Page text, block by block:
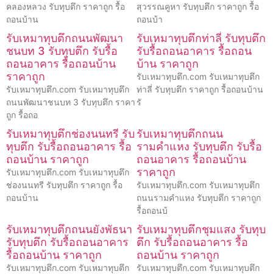
คลองหลวง รับทุบตึก ราคาถูก รื้อ
ถอนบ้าน
สุวรรณคูหา รับทุบตึก ราคาถูก รื้อ
ถอนบ้า
รับเหมาทุบตึกถนนพัฒนา
ชนบท 3 รับทุบตึก รับรื้อ
ถอนอาคาร รื้อถอนบ้าน
ราคาถูก
รับเหมาทุบตึก.com รับเหมาทุบตึก
ถนนพัฒนาชนบท 3 รับทุบตึก ราคา
ถูก รื้อถอ
รับเหมาทุบตึกท่าลี่ รับทุบตึก
รับรื้อถอนอาคาร รื้อถอน
บ้าน ราคาถูก
รับเหมาทุบตึก.com รับเหมาทุบตึก
ท่าลี่ รับทุบตึก ราคาถูก รื้อถอนบ้าน
รั
รับเหมาทุบตึกช่องนนทรี รับ
ทุบตึก รับรื้อถอนอาคาร รื้อ
ถอนบ้าน ราคาถูก
รับเหมาทุบตึก.com รับเหมาทุบตึก
ช่องนนทรี รับทุบตึก ราคาถูก รื้อ
ถอนบ้าน
รับเหมาทุบตึกถนน
รามคำแหง รับทุบตึก รับรื้อ
ถอนอาคาร รื้อถอนบ้าน
ราคาถูก
รับเหมาทุบตึก.com รับเหมาทุบตึก
ถนนรามคำแหง รับทุบตึก ราคาถูก
รื้อถอนบ้
รับเหมาทุบตึกถนนยังพัธนา
รับทุบตึก รับรื้อถอนอาคาร
รื้อถอนบ้าน ราคาถูก
รับเหมาทุบตึก.com รับเหมาทุบตึก
รับเหมาทุบตึกชุมแสง รับทุบ
ตึก รับรื้อถอนอาคาร รื้อ
ถอนบ้าน ราคาถูก
รับเหมาทุบตึก.com รับเหมาทุบตึก